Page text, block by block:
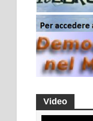
Video